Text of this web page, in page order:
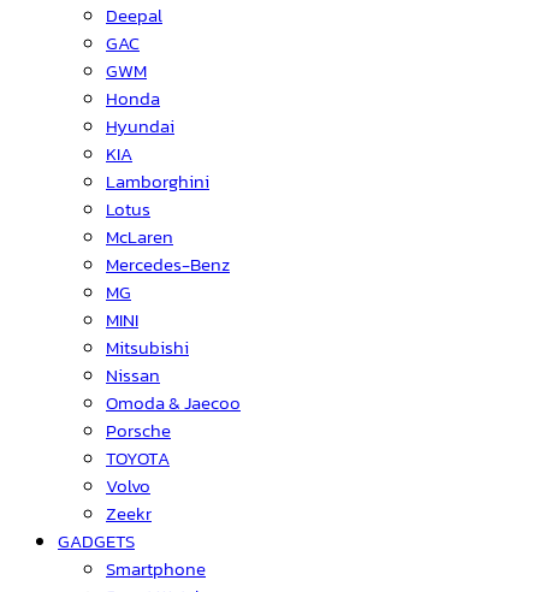
Deepal
GAC
GWM
Honda
Hyundai
KIA
Lamborghini
Lotus
McLaren
Mercedes-Benz
MG
MINI
Mitsubishi
Nissan
Omoda & Jaecoo
Porsche
TOYOTA
Volvo
Zeekr
GADGETS
Smartphone